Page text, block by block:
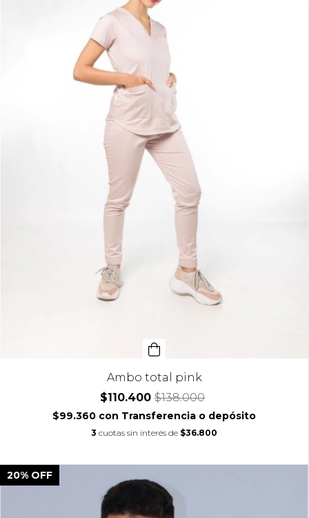
Ambo total pink
$110.400 $138.000
$99.360 con Transferencia o depósito
3 cuotas sin interés de $36.800
20% OFF